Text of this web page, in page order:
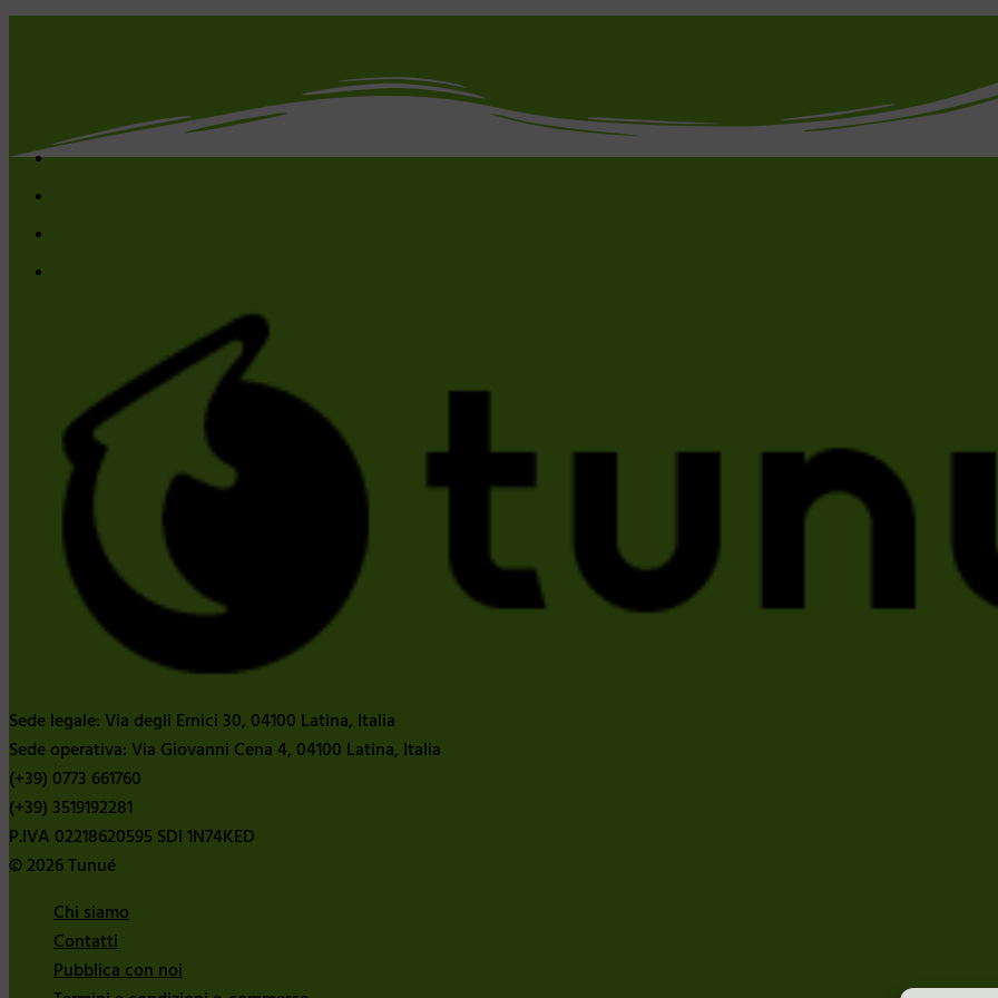
Sede legale: Via degli Ernici 30, 04100 Latina, Italia
Sede operativa: Via Giovanni Cena 4, 04100 Latina, Italia
(+39) 0773 661760
(+39) 3519192281
P.IVA 02218620595 SDI 1N74KED
© 2026 Tunué
Chi siamo
Contatti
Pubblica con noi